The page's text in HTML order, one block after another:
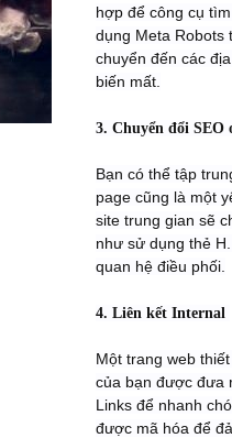
hợp để công cụ
dụng Meta Robots
chuyển đến các
biến mất.
3. Chuyển đổi SEO
Bạn có thể tập
page cũng là một
site trung gian sẽ
như sử dụng thẻ
quan hệ điều phối.
4. Liên kết Internal
Một trang web
của bạn được đưa
Links để nhanh
được mã hóa để